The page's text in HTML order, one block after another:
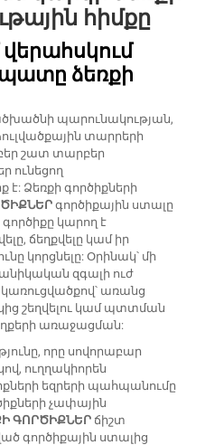
հիմքը
վերահսկում
ձեռքի
պարունակության,
տարրերի
շատ տարբեր
ունեցող
Ձեռքի գործիքների
գործիքային ստալը
գործիքը կարող է
ճեղքվելը կամ իր
կորցնելը: Օրինակ՝ մի
զգալի ուժ
առանց
շեղվելու կամ պտտման
առաջացման:
որը սովորաբար
ուղղակիորեն
եզրերի պահպանումը
չափային
ԳՈՐԾԻՔՆԵՐ ճիշտ
գործիքային ստալից